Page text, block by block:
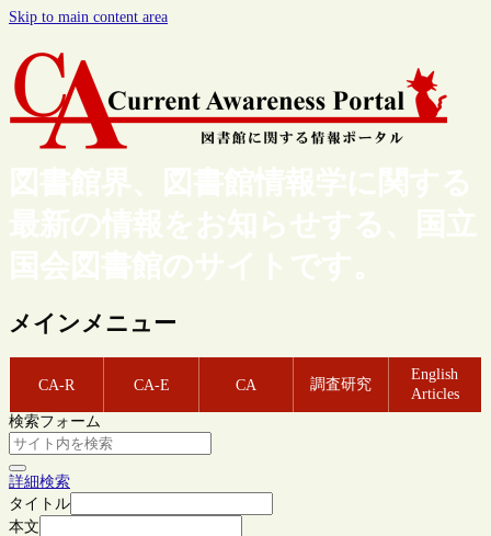
Skip to main content area
図書館界、図書館情報学に関する
最新の情報をお知らせする、国立
国会図書館のサイトです。
メインメニュー
CA-R CA-E CA 調査研究
English
Articles
検索フォーム
詳細検索
タイトル
本文